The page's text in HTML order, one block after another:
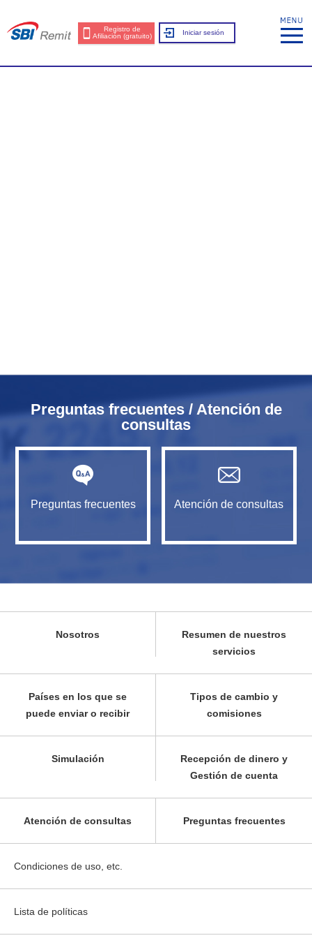
Registro de
Afiliación (gratuito)
Iniciar sesión
Preguntas frecuentes / Atención de
consultas
Preguntas frecuentes Atención de consultas
Nosotros
Resumen de nuestros
servicios
Países en los que se
puede enviar o recibir
Tipos de cambio y
comisiones
Simulación
Recepción de dinero y
Gestión de cuenta
Atención de consultas Preguntas frecuentes
Condiciones de uso, etc.
Lista de políticas